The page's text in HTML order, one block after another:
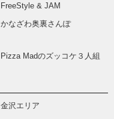
FreeStyle & JAM
かなざわ奥裏さんぽ
Pizza Madのズッコケ３人組
金沢エリア